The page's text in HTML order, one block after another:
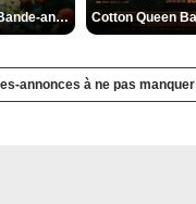
Des Fleurs pour Tokyo Bande-annonce VO STFR
annonces à ne pas manquer